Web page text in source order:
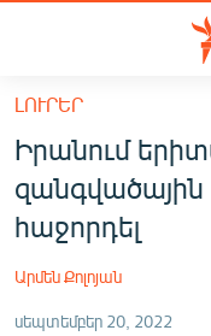
Մատչելիության
հիմնական
բովանդակությանը
Անցնել
հիմնական
մենյուին
ՀԱՅԱՍՏԱՆ
ՔԱՂԱՔԱԿԱՆ
ԼՈՒՐԵՐ
Իրանում
զանգվածային
հաջորդել
Արմեն Քոլոյան
սեպտեմբեր 20, 2022